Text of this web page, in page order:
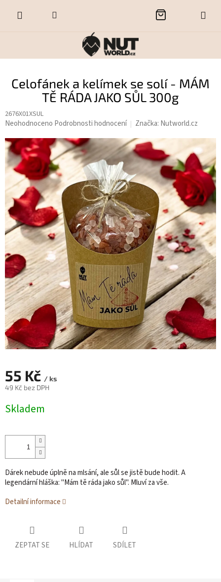
NÁKUPNÍ
Celofánek a kelímek se solí - MÁM
TĚ RÁDA JAKO SŮL 300g
2676X01XSUL
Průměrné
produktu
je
0,0
z
hvězdiček.
Neohodnoceno Podrobnosti hodnocení Značka: Nutworld.cz
55 Kč / ks
49 Kč bez DPH
cena:
Skladem
Dárek nebude úplně na mlsání, ale sůl se jistě bude hodit. A
legendární hláška: "Mám tě ráda jako sůl". Mluví za vše.
Detailní informace
ZEPTAT SE HLÍDAT SDÍLET